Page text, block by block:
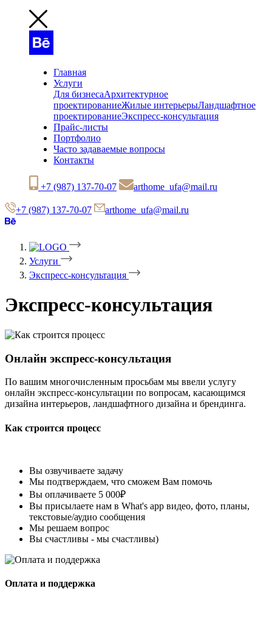
Главная
Услуги
Для бизнесаАрхитектурное
проектированиеЖилые интерьерыЛандшафтное
проектированиеЭкспресс-консультация
Прайс-листы
Портфолио
Часто задаваемые вопросы
Контакты
+7 (987) 137-70-07 arthome_ufa@mail.ru
+7 (987) 137-70-07 arthome_ufa@mail.ru
Услуги
Экспресс-консультация
Экспресс-консультация
Онлайн экспресс-консультация
По вашим многочисленным просьбам мы ввели услугу
онлайн экспресс-консультации по вопросам, касающимся
дизайна интерьеров, ландшафтного дизайна и брендинга.
Как строится процесс
Вы озвучиваете задачу
Мы подтверждаем, что сможем Вам помочь
Вы оплачиваете 5 000₽
Вы присылаете нам в What's app видео, фото, планы,
текстовые/аудио сообщения
Мы решаем вопрос
Вы счастливы - мы счастливы)
Оплата и поддержка